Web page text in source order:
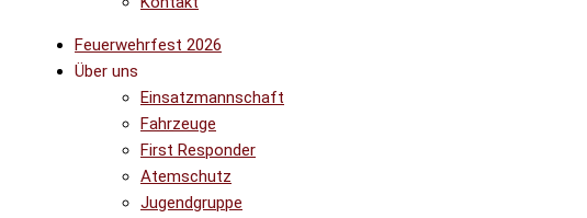
Feuerwehrfest 2026
Über uns
Einsatzmannschaft
Fahrzeuge
First Responder
Atemschutz
Jugendgruppe